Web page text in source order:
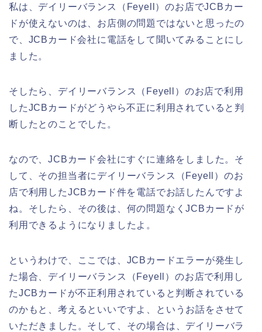
私は、デイリーバランス（Feyell）のお店でJCBカー
ドが使えないのは、お店側の問題ではないと思ったの
で、JCBカード会社に電話をして聞いてみることにし
ました。
そしたら、デイリーバランス（Feyell）のお店で利用
したJCBカードがどうやら不正に利用されていると判
断したとのことでした。
なので、JCBカード会社にすぐに連絡をしました。そ
して、その担当者にデイリーバランス（Feyell）のお
店で利用したJCBカード件を電話でお話したんですよ
ね。そしたら、その後は、何の問題なくJCBカードが
利用できるようになりましたよ。
というわけで、ここでは、JCBカードエラーが発生し
た場合、デイリーバランス（Feyell）のお店で利用し
たJCBカードが不正利用されていると判断されている
のかもと、考えるといいですよ、というお話をさせて
いただきました。そして、その場合は、デイリーバラ